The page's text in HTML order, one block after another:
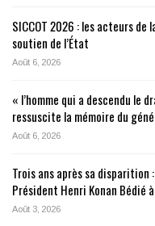
SICCOT 2026 : les acteurs
soutien de l’État
Août 6, 2026
« l’homme qui a descendu le
ressuscite la mémoire du
Août 6, 2026
Trois ans après sa disparition
Président Henri Konan Bédié
Août 3, 2026